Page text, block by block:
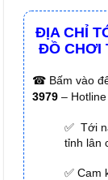
ĐỊA CHỈ
ĐỒ CHƠI
☎ Bấm vào
3979 – Hotline
✅ Tới
tỉnh lân
✅ Cam